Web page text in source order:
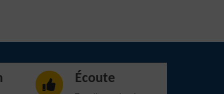
Écoute